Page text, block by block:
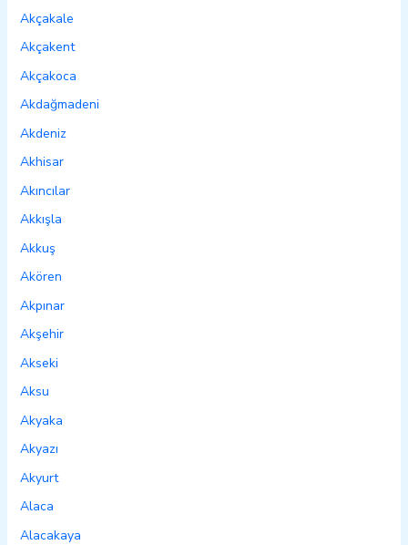
Akçakale
Akçakent
Akçakoca
Akdağmadeni
Akdeniz
Akhisar
Akıncılar
Akkışla
Akkuş
Akören
Akpınar
Akşehir
Akseki
Aksu
Akyaka
Akyazı
Akyurt
Alaca
Alacakaya